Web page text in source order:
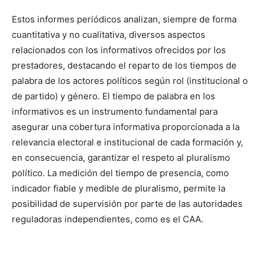
Estos informes periódicos analizan, siempre de forma
cuantitativa y no cualitativa, diversos aspectos
relacionados con los informativos ofrecidos por los
prestadores, destacando el reparto de los tiempos de
palabra de los actores políticos según rol (institucional o
de partido) y género. El tiempo de palabra en los
informativos es un instrumento fundamental para
asegurar una cobertura informativa proporcionada a la
relevancia electoral e institucional de cada formación y,
en consecuencia, garantizar el respeto al pluralismo
político. La medición del tiempo de presencia, como
indicador fiable y medible de pluralismo, permite la
posibilidad de supervisión por parte de las autoridades
reguladoras independientes, como es el CAA.